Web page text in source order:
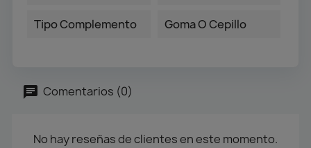
Tipo Complemento Goma O Cepillo
Comentarios (0)
No hay reseñas de clientes en este momento.